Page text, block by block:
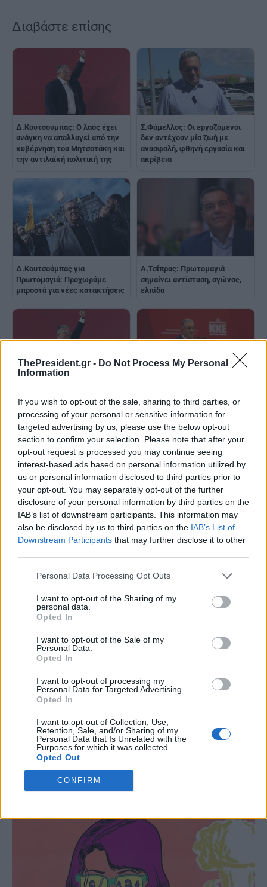
ThePresident.gr - Do Not Process My Personal
Information
If you wish to opt-out of the sale, sharing to third parties, or
processing of your personal or sensitive information for
targeted advertising by us, please use the below opt-out
section to confirm your selection. Please note that after your
opt-out request is processed you may continue seeing
interest-based ads based on personal information utilized by
us or personal information disclosed to third parties prior to
your opt-out. You may separately opt-out of the further
disclosure of your personal information by third parties on the
IAB’s list of downstream participants. This information may
also be disclosed by us to third parties on the IAB’s List of
Downstream Participants that may further disclose it to other
Personal Data Processing Opt Outs
I want to opt-out of the Sharing of my
personal data.
Opted In
I want to opt-out of the Sale of my
Personal Data.
Opted In
I want to opt-out of processing my
Personal Data for Targeted Advertising.
Opted In
I want to opt-out of Collection, Use,
Retention, Sale, and/or Sharing of my
Personal Data that Is Unrelated with the
Purposes for which it was collected.
Opted Out
CONFIRM
Διαβάστε επίσης
Δ.Κουτσούμπας: Ο λαός έχει
ανάγκη να απαλλαγεί από την
κυβέρνηση του Μητσοτάκη και
την αντιλαϊκή πολιτική της
Σ.Φάμελλος: Οι εργαζόμενοι
δεν αντέχουν μία ζωή με
ανασφαλή, φθηνή εργασία και
ακρίβεια
Δ.Κουτσούμπας για
Πρωτομαγιά: Προχωράμε
μπροστά για νέες κατακτήσεις
Α.Τσίπρας: Πρωτομαγιά
σημαίνει αντίσταση, αγώνας,
ελπίδα
ακόμα περισσότερο η
συμπόρευση με το ΚΚΕ -
Μπροστά στα δύσκολα
Δ.Κουτσούμπας στο Λιτόχωρο
για τα 80 χρόνια από την ίδρυση
σημαία της πάλης για τον
σοσιαλισμό
ΚΚΕ: Οι επαναστάσεις κινούν
παραγωγικές σχέσεις
ΚΚΕ: Η Εργατική Πρωτομαγιά
νέα κοινωνία